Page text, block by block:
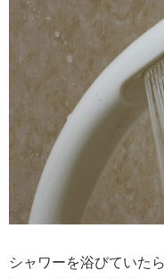
シャワーを浴びていた